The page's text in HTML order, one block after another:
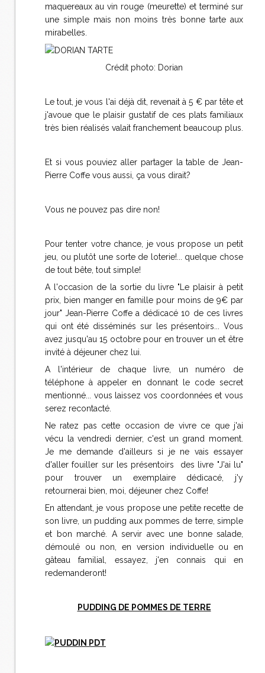
maquereaux au vin rouge (meurette) et terminé sur
une simple mais non moins très bonne tarte aux
mirabelles.
Crédit photo: Dorian
Le tout, je vous l'ai déjà dit, revenait à 5 € par tête et
j'avoue que le plaisir gustatif de ces plats familiaux
très bien réalisés valait franchement beaucoup plus.
Et si vous pouviez aller partager la table de Jean-
Pierre Coffe vous aussi, ça vous dirait?
Vous ne pouvez pas dire non!
Pour tenter votre chance, je vous propose un petit
jeu, ou plutôt une sorte de loterie!... quelque chose
de tout bête, tout simple!
A l'occasion de la sortie du livre "Le plaisir à petit
prix, bien manger en famille pour moins de 9€ par
jour" Jean-Pierre Coffe a dédicacé 10 de ces livres
qui ont été disséminés sur les présentoirs... Vous
avez jusqu'au 15 octobre pour en trouver un et être
invité à déjeuner chez lui.
A l'intérieur de chaque livre, un numéro de
téléphone à appeler en donnant le code secret
mentionné... vous laissez vos coordonnées et vous
serez recontacté.
Ne ratez pas cette occasion de vivre ce que j'ai
vécu la vendredi dernier, c'est un grand moment.
Je me demande d'ailleurs si je ne vais essayer
d'aller fouiller sur les présentoirs des livre "J'ai lu"
pour trouver un exemplaire dédicacé, j'y
retournerai bien, moi, déjeuner chez Coffe!
En attendant, je vous propose une petite recette de
son livre, un pudding aux pommes de terre, simple
et bon marché. A servir avec une bonne salade,
démoulé ou non, en version individuelle ou en
gâteau familial, essayez, j'en connais qui en
redemanderont!
PUDDING DE POMMES DE TERRE